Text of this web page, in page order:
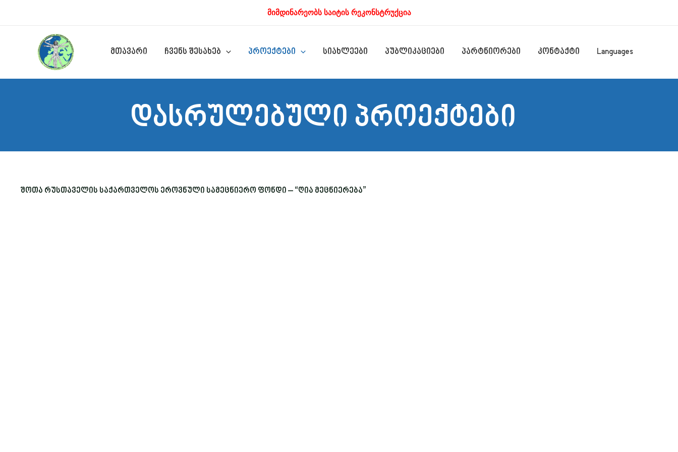
მიმდინარეობს საიტის რეკონსტრუქცია
მთავარი ჩვენს შესახებ პროექტები სიახლეები პუბლიკაციები პარტნიორები კონტაქტი Languages
დასრულებული პროექტები
შოთა რუსთაველის საქართველოს ეროვნული სამეცნიერო ფონდი – “ღია მეცნიერება”